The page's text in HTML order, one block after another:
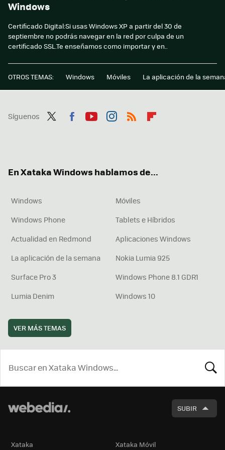
Windows
Certificado Digital:Si usas Windows XP a partir del 30 de
septiembre no podrás navegar en la red por culpa de un
certificado SSL.Te enseñamos como importar y en..
OTROS TEMAS: Windows Móviles La aplicación de la
Síguenos
En Xataka Windows hablamos de...
Windows
Móviles
Windows Phone
Tablets e Híbridos
Actualidad en Redmond
Aplicaciones Windows
La aplicación de la semana
Nokia Lumia 925
Surface Pro 3
Windows Phone 8.1 GDR1
Lumia Denim
Windows 10
VER MÁS TEMAS
SUBIR
Xataka Xataka Móvil